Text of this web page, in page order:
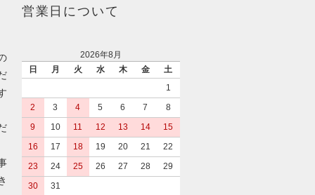
営業日について
2026年8月
日
月 火 水 木 金
土
1
2
3 4 5 6 7
8
9
10 11 12 13 14
15
16
17 18 19 20 21
22
23
24 25 26 27 28
29
30
31